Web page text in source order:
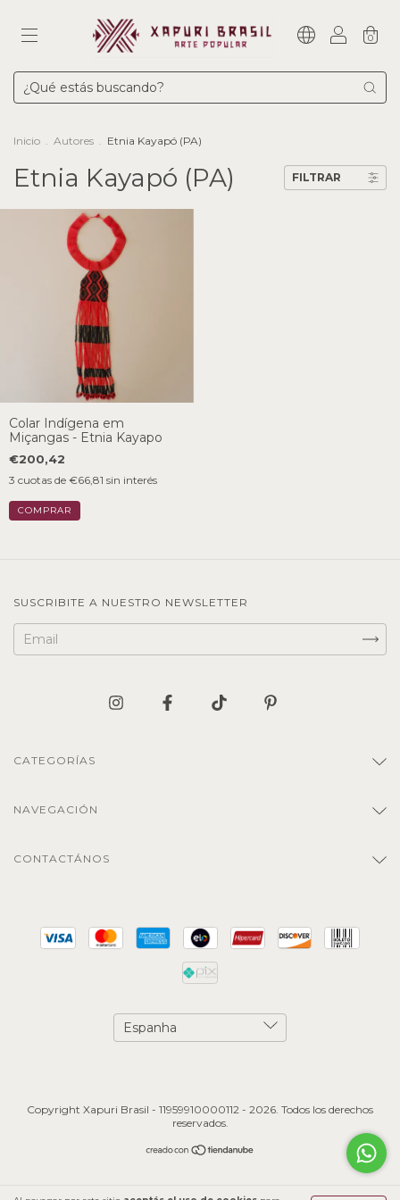
0
Inicio . Autores . Etnia Kayapó (PA)
Etnia Kayapó (PA) FILTRAR
Colar Indígena em
Miçangas - Etnia Kayapo
€200,42
3 cuotas de €66,81 sin interés
SUSCRIBITE A NUESTRO NEWSLETTER
CATEGORÍAS
NAVEGACIÓN
CONTACTÁNOS
Copyright Xapuri Brasil - 11959910000112 - 2026. Todos los derechos
reservados.